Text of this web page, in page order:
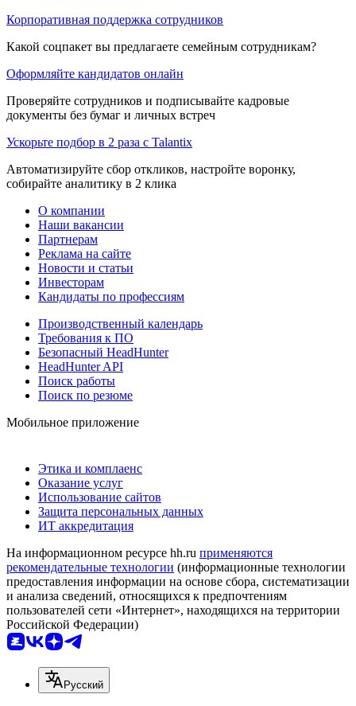
Корпоративная поддержка сотрудников
Какой соцпакет вы предлагаете семейным сотрудникам?
Оформляйте кандидатов онлайн
Проверяйте сотрудников и подписывайте кадровые
документы без бумаг и личных встреч
Ускорьте подбор в 2 раза с Talantix
Автоматизируйте сбор откликов, настройте воронку,
собирайте аналитику в 2 клика
О компании
Наши вакансии
Партнерам
Реклама на сайте
Новости и статьи
Инвесторам
Кандидаты по профессиям
Производственный календарь
Требования к ПО
Безопасный HeadHunter
HeadHunter API
Поиск работы
Поиск по резюме
Мобильное приложение
Этика и комплаенс
Оказание услуг
Использование сайтов
Защита персональных данных
ИТ аккредитация
На информационном ресурсе hh.ru применяются
рекомендательные технологии (информационные технологии
предоставления информации на основе сбора, систематизации
и анализа сведений, относящихся к предпочтениям
пользователей сети «Интернет», находящихся на территории
Российской Федерации)
Русский